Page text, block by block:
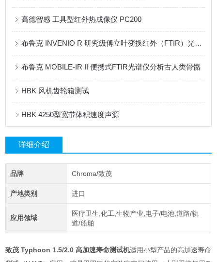
高德智感 工具型红外热成像仪 PC200
布鲁克 INVENIO R 研究级傅立叶变换红外（FTIR）光谱仪
布鲁克 MOBILE-IR II 便携式FTIR光谱仪分析古人类骨骼
HBK 风机齿轮箱测试
HBK 4250型宽带体积速度声源
详细介绍
品牌 Chroma/致茂
产地类别 进口
应用领域
医疗卫生,化工,生物产业,电子/电池,道路/轨
道/船舶
致茂 Typhoon 1.5/2.0 高加速寿命测试机适用小型产品的高加速寿命